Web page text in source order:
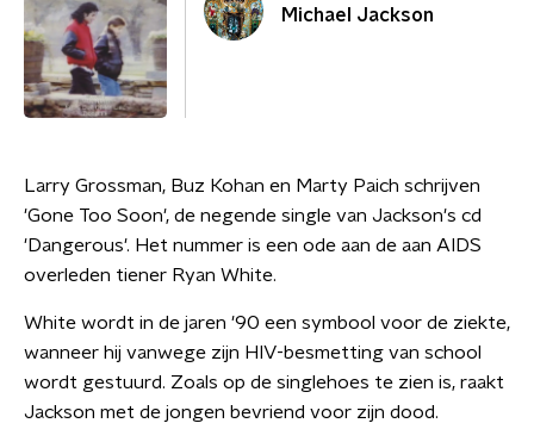
Michael Jackson
Larry Grossman, Buz Kohan en Marty Paich schrijven
'Gone Too Soon', de negende single van Jackson's cd
'Dangerous'. Het nummer is een ode aan de aan AIDS
overleden tiener Ryan White.
White wordt in de jaren '90 een symbool voor de ziekte,
wanneer hij vanwege zijn HIV-besmetting van school
wordt gestuurd. Zoals op de singlehoes te zien is, raakt
Jackson met de jongen bevriend voor zijn dood.